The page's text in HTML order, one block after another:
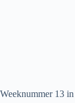
Weeknummer 13